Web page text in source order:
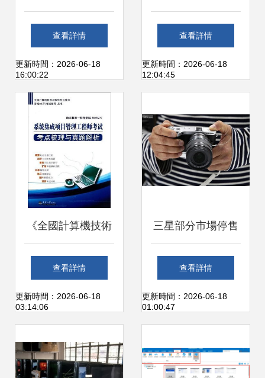
題，手機與電腦無
縫對接神器——向
日葵A2硬件評測
查看詳情
更新時間：2026-06-18
16:00:22
陽”APP頒發軟件著
作權登記證書
查看詳情
更新時間：2026-06-18
12:04:45
《全國計算機技術
與軟件專業技術資
格水平考試輔導叢
指南
查看詳情
更新時間：2026-06-18
03:14:06
三星部分市場停售
數碼相機與筆記本
硬件業務的夕陽之
查看詳情
更新時間：2026-06-18
01:00:47